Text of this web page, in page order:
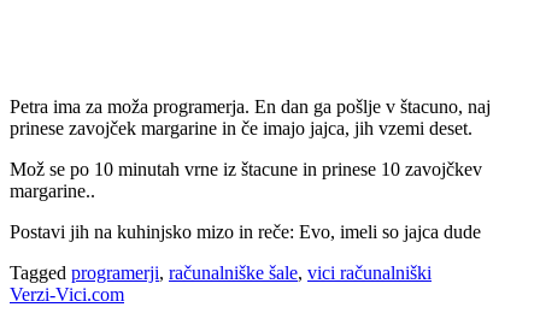
Petra ima za moža programerja. En dan ga pošlje v štacuno, naj
prinese zavojček margarine in če imajo jajca, jih vzemi deset.
Mož se po 10 minutah vrne iz štacune in prinese 10 zavojčkev
margarine..
Postavi jih na kuhinjsko mizo in reče: Evo, imeli so jajca dude
Tagged programerji, računalniške šale, vici računalniški
Verzi-Vici.com